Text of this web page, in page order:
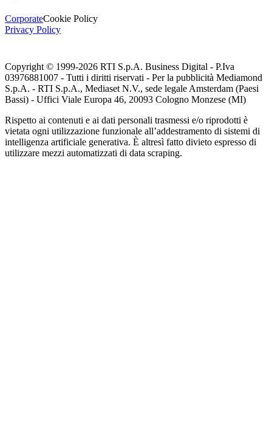
CorporateCookie Policy
Privacy Policy
Copyright © 1999-2026 RTI S.p.A. Business Digital - P.Iva
03976881007 - Tutti i diritti riservati - Per la pubblicità Mediamond
S.p.A. - RTI S.p.A., Mediaset N.V., sede legale Amsterdam (Paesi
Bassi) - Uffici Viale Europa 46, 20093 Cologno Monzese (MI)
Rispetto ai contenuti e ai dati personali trasmessi e/o riprodotti è
vietata ogni utilizzazione funzionale all’addestramento di sistemi di
intelligenza artificiale generativa. È altresì fatto divieto espresso di
utilizzare mezzi automatizzati di data scraping.